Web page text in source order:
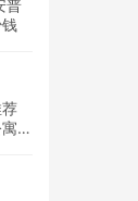
普
多